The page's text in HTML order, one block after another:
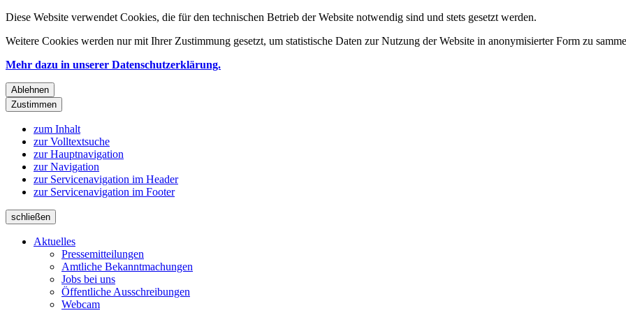
Diese Website verwendet Cookies, die für den technischen Betrieb der Website notwendig sind und stets gesetzt werden.
Weitere Cookies werden nur mit Ihrer Zustimmung gesetzt, um statistische Daten zur Nutzung der Website in anonymisierter Form zu
Mehr dazu in unserer Datenschutzerklärung.
Ablehnen
Zustimmen
zum Inhalt
zur Volltextsuche
zur Hauptnavigation
zur Navigation
zur Servicenavigation im Header
zur Servicenavigation im Footer
schließen
Aktuelles
Pressemitteilungen
Amtliche Bekanntmachungen
Jobs bei uns
Öffentliche Ausschreibungen
Webcam